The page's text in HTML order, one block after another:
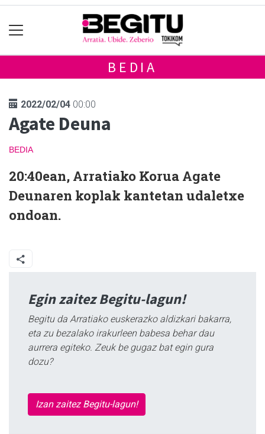
BEDIA
2022/02/04 00:00
Agate Deuna
BEDIA
20:40ean, Arratiako Korua Agate
Deunaren koplak kantetan udaletxe
ondoan.
Egin zaitez Begitu-lagun!
Begitu da Arratiako euskerazko aldizkari bakarra,
eta zu bezalako irakurleen babesa behar dau
aurrera egiteko. Zeuk be gugaz bat egin gura
dozu?
Izan zaitez Begitu-lagun!